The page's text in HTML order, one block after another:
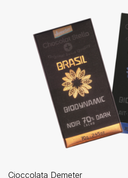
Cioccolata Demeter